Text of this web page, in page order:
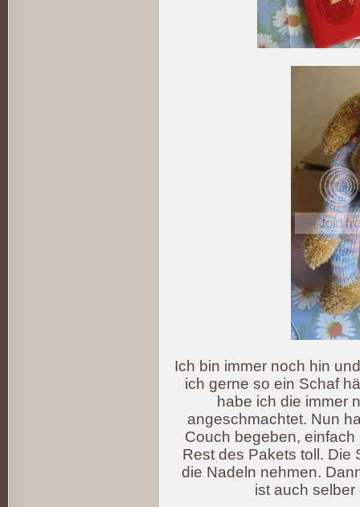
Ich bin immer noch hin
ich gerne so ein Schaf
habe ich die immer
angeschmachtet. Nun
Couch begeben,
Rest des Pakets toll. Die
die Nadeln nehmen.
ist auch selber